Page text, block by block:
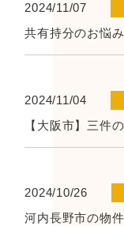
2024/11/07
共有持分のお悩
2024/11/04
2024/10/26
河内長野市の物